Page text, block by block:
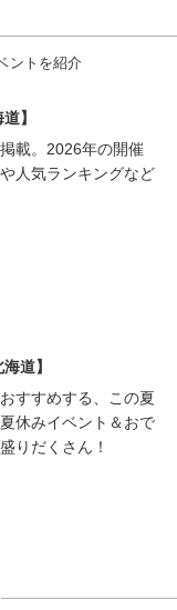
ントを紹介
】
載。2026年の開催
人気ランキングなど
道】
すすめする、この夏
休みイベント＆おで
りだくさん！